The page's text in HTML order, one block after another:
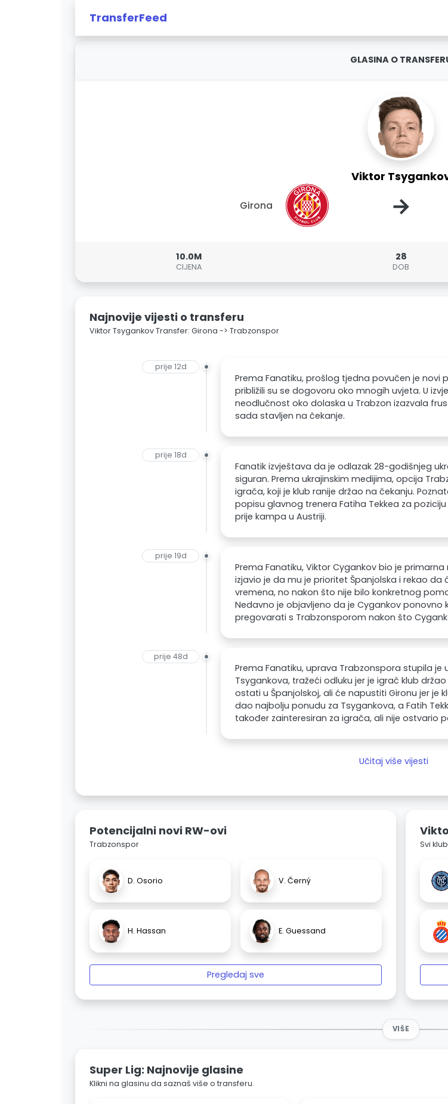
TransferFeed
GLASINA O
Viktor
Girona →
10.0M
CIJENA
28
DOB
Najnovije vijesti o transferu
Viktor Tsygankov Transfer: Girona -> Trabzonspor
prije 12d
Prema Fanatiku, prošlog tjedna povučen je novi
približili su se dogovoru oko mnogih uvjeta. U
neodlučnost oko dolaska u Trabzon izazvala
sada stavljen na čekanje.
prije 18d
Fanatik izvještava da je odlazak 28-godišnjeg
siguran. Prema ukrajinskim medijima, opcija
igrača, koji je klub ranije držao na čekanju.
popisu glavnog trenera Fatiha Tekkea za
prije kampa u Austriji.
prije 19d
Prema Fanatiku, Viktor Cygankov bio je
izjavio je da mu je prioritet Španjolska i rekao
vremena, no nakon što nije bilo konkretnog
Nedavno je objavljeno da je Cygankov ponovno
pregovarati s Trabzonsporom nakon što
prije 48d
Prema Fanatiku, uprava Trabzonspora stupila
Tsygankova, tražeći odluku jer je igrač klub
ostati u Španjolskoj, ali će napustiti Gironu jer je
dao najbolju ponudu za Tsygankova, a Fatih
također zainteresiran za igrača, ali nije ostvario
Učitaj više vijesti
Potencijalni novi RW-ovi
Trabzonspor
D. Osorio V. Černý
H. Hassan E. Guessand
Pregledaj sve
Svi
VIŠE
Super Lig: Najnovije glasine
Klikni na glasinu da saznaš više o transferu.